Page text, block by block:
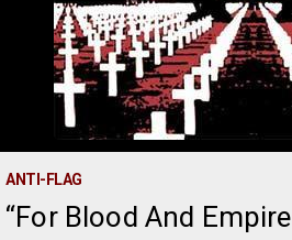
ANTI-FLAG
For Blood And Empire